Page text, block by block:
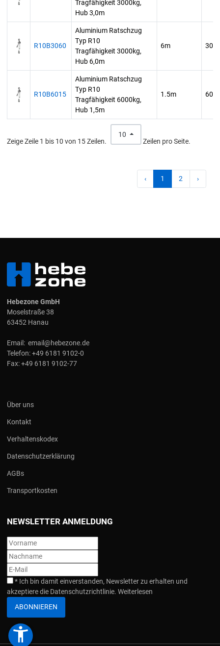
Tragfähigkeit 3000kg,
Hub 3,0m
R10B3060
Aluminium Ratschzug
Typ R10
Tragfähigkeit 3000kg,
Hub 6,0m
6m
R10B6015
Aluminium Ratschzug
Typ R10
Tragfähigkeit 6000kg,
Hub 1,5m
1.5m
Zeige Zeile 1 bis 10 von 15 Zeilen.
10
Zeilen pro Seite.
‹ 1 2 ›
Hebezone GmbH
Moselstraße 38
63452 Hanau
Email: email@hebezone.de
Telefon:+49 6181 9102-0
Fax:+49 6181 9102-77
Über uns
Kontakt
Verhaltenskodex
Datenschutzerklärung
AGBs
Transportkosten
NEWSLETTER ANMELDUNG
* Ich bin damit einverstanden, Newsletter zu erhalten und
akzeptiere die Datenschutzrichtlinie. Weiterlesen
ABONNIEREN
accessibility_new